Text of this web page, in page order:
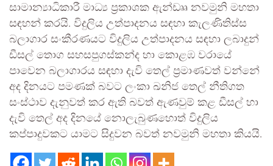
සාමාන්‍යාධිකාරී මාධ්‍ය ප්‍රකාශක ඇන්ඩෲ නවමුනි මහතා
සඳහන් කරයි. විදුලිය උත්පාදනය සඳහා කැලණිතිස්ස
බලාගාර සංකීරණයට විදුලිය උත්පාදනය සඳහා ලබාදුන්
ඩීසල් තොග සහසපුගස්කන්ද හා කොළඹ වරායේ
පාවෙන බලාගාරය සඳහා දැවි තෙල් ප්‍රමාණවත් වන්නේ
අද දිනයට පමණක් බවට ලංකා ඛනිජ තෙල් නීතිගත
සංස්ථාව දැනුවත් කර ඇති බවත් ඇණවුම් කළ ඩීසල් හා
දැවි තෙල් අද දිනයේ නොලැබුණහොත් විදුලිය
කප්පාදුවකට යාමට සිදුවන බවත් නවමුනි මහතා කියයි.